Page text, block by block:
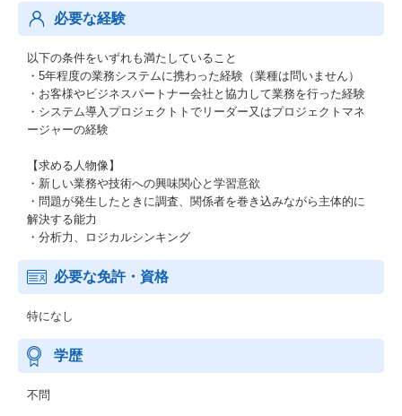
必要な経験
以下の条件をいずれも満たしていること
・5年程度の業務システムに携わった経験（業種は問いません）
・お客様やビジネスパートナー会社と協力して業務を行った経験
・システム導入プロジェクトトでリーダー又はプロジェクトマネ
ージャーの経験
【求める人物像】
・新しい業務や技術への興味関心と学習意欲
・問題が発生したときに調査、関係者を巻き込みながら主体的に
解決する能力
・分析力、ロジカルシンキング
必要な免許・資格
特になし
学歴
不問